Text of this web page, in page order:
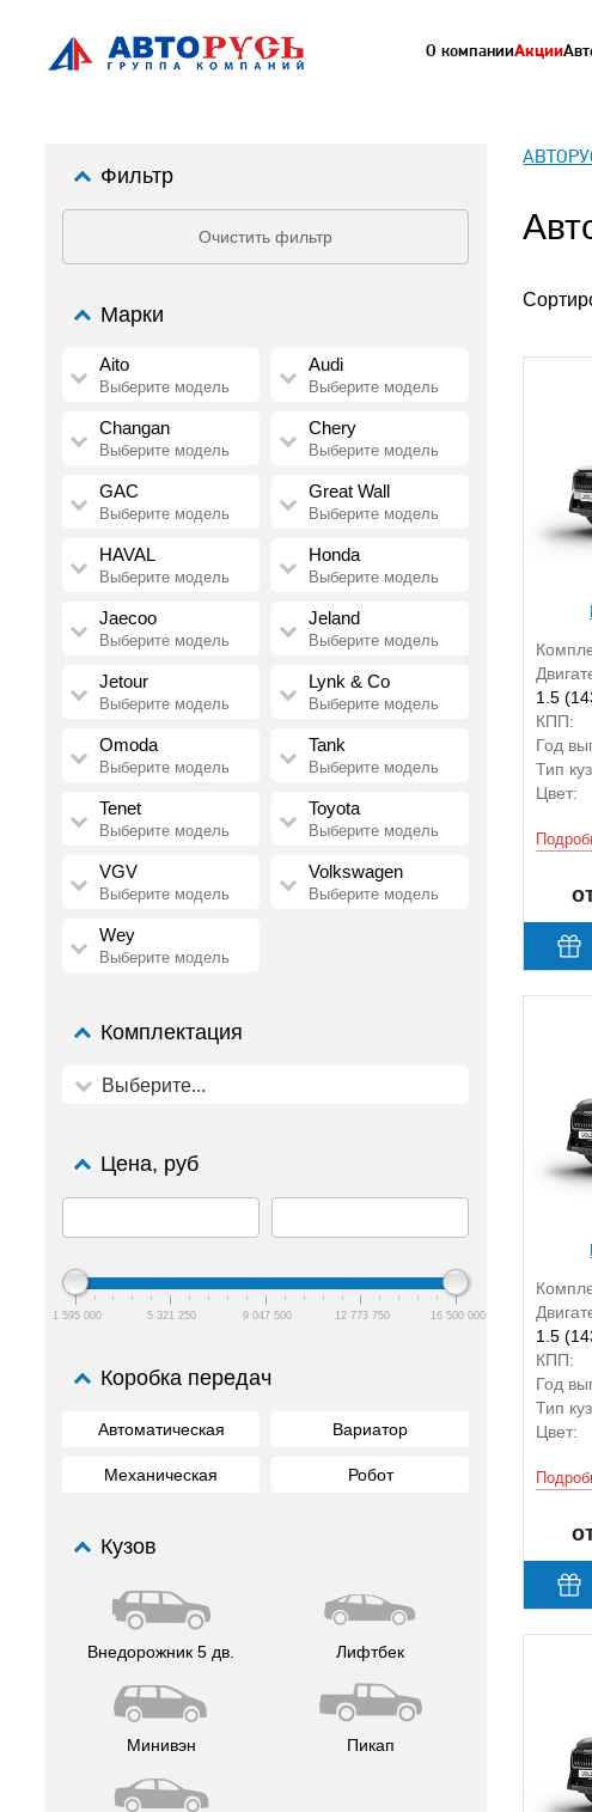
О компанииАкции
Фильтр
Очистить фильтр
Марки
Aito
Выберите модель
Audi
Выберите модель
Changan
Выберите модель
Chery
Выберите модель
GAC
Выберите модель
Great Wall
Выберите модель
HAVAL
Выберите модель
Honda
Выберите модель
Jaecoo
Выберите модель
Jeland
Выберите модель
Jetour
Выберите модель
Lynk & Co
Выберите модель
Omoda
Выберите модель
Tank
Выберите модель
Tenet
Выберите модель
Toyota
Выберите модель
VGV
Выберите модель
Volkswagen
Выберите модель
Wey
Выберите модель
Комплектация
Выберите...
Цена, руб
1 595 000 5 321 250 9 047 500 12 773 750 16 500 000
Коробка передач
Автоматическая Вариатор
Механическая Робот
Кузов
Внедорожник 5 дв. Лифтбек
Минивэн Пикап
1.5
КПП:
Год
Тип
Цвет:
1.5
КПП:
Год
Тип
Цвет: